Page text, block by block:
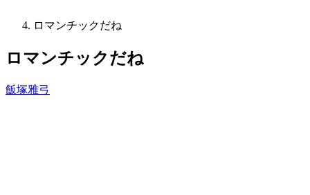
ロマンチックだね
ロマンチックだね
飯塚雅弓